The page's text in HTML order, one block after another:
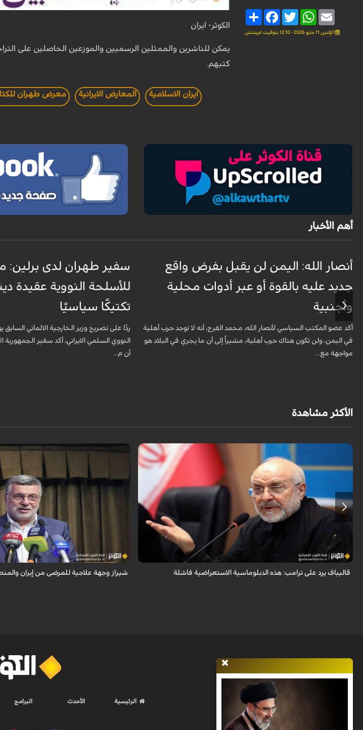
Share
FacebookTwitter
WhatsAppEmail
الإثنين 11 مايو 2026 - 12:10 بتوقيت غرينتش
الکوثر- ایران
يمكن للناشرين والممثلين الرسميين والموزعين الحاصلين على
كتبهم.
ايران الاسلامية المعارض الايرانية معرض طهران
أهم الأخبار
أنصار الله: اليمن لن يقبل بفرض واقع
جديد عليه بالقوة أو عبر أدوات محلية
وأجنبية
أكد عضو المكتب السياسي لأنصار الله، محمد الفرح، أنه لا توجد حرب أهلية
في اليمن، ولن تكون هناك حرب أهلية، مشيراً إلى أن ما يجري في البلاد هو
مواجهة مع...
سفير طهران لدى برلين:
للأسلحة النووية عقيدة
تكتيكًا سياسيًا
ردًا على تصريح وزير الخارجية الالماني
النووي السلمي الايراني، أكد سفير الجمهورية
أن م...
الأكثر مشاهدة
أكد رئيس مجلس الشورى الإسلامي الإيراني أن التصريحات الاستعراضية
والتهديدات المتكررة لم تعد تُجدي نفعاً، واصفاً إياها بالدبلوماسية الفاشلة.
قاليباف يرد على ترامب: هذه الدبلوماسية الاستعراضية فاشلة
تُعدّ المراكز العلاجية في شيراز، بدعم من
وجهةً للمرضى من داخل إيران وخارجها.
شيراز وجهة علاجية للمرضى من إيران
الرئيسية الأحدث البرامج